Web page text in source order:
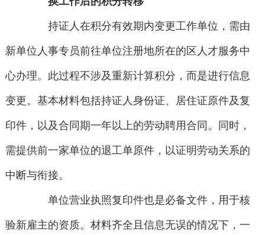
持证人在积分有效期内变更工作单位，需由
新单位人事专员前往单位注册地所在的区人才服务中
心办理。此过程不涉及重新计算积分，而是进行信息
变更。基本材料包括持证人身份证、居住证原件及复
印件，以及合同期一年以上的劳动聘用合同。同时，
需提供前一家单位的退工单原件，以证明劳动关系的
中断与衔接。
单位营业执照复印件也是必备文件，用于核
验新雇主的资质。材料齐全且信息无误的情况下，一